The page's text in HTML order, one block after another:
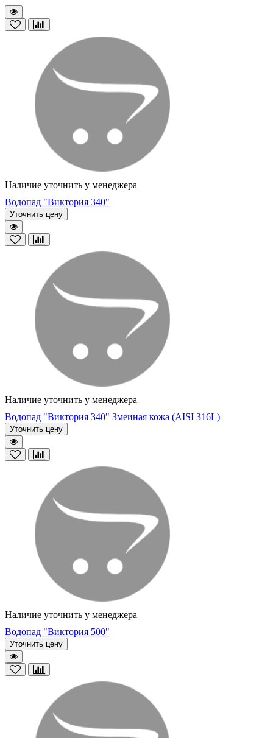
Наличие уточнить у менеджера
Водопад "Виктория 340"
Уточнить цену
Наличие уточнить у менеджера
Водопад "Виктория 340" Змеиная кожа (AISI 316L)
Уточнить цену
Наличие уточнить у менеджера
Водопад "Виктория 500"
Уточнить цену